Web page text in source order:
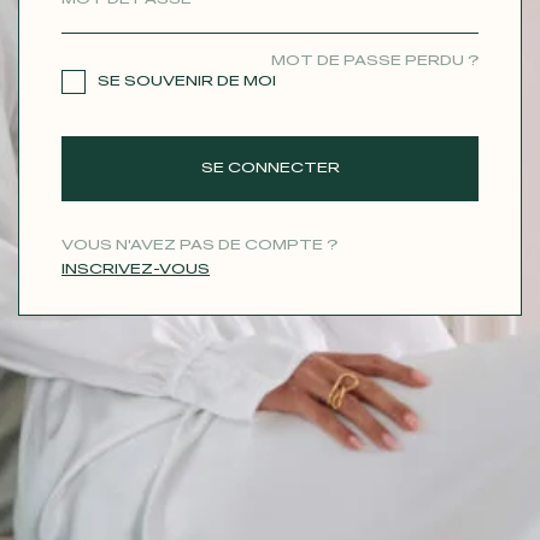
MOT DE PASSE PERDU ?
SE SOUVENIR DE MOI
SE CONNECTER
VOUS N'AVEZ PAS DE COMPTE ?
INSCRIVEZ-VOUS